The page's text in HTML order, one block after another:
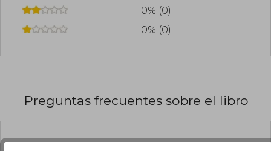
0% (0)
0% (0)
Preguntas frecuentes sobre el libro